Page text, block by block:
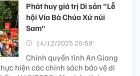
Phát huy giá trị Di sản "Lễ
hội Vía Bà Chúa Xứ núi
Sam"
14/12/2025 20:58’
Chính quyền tỉnh An Giang
hiện các chính sách bảo vệ di